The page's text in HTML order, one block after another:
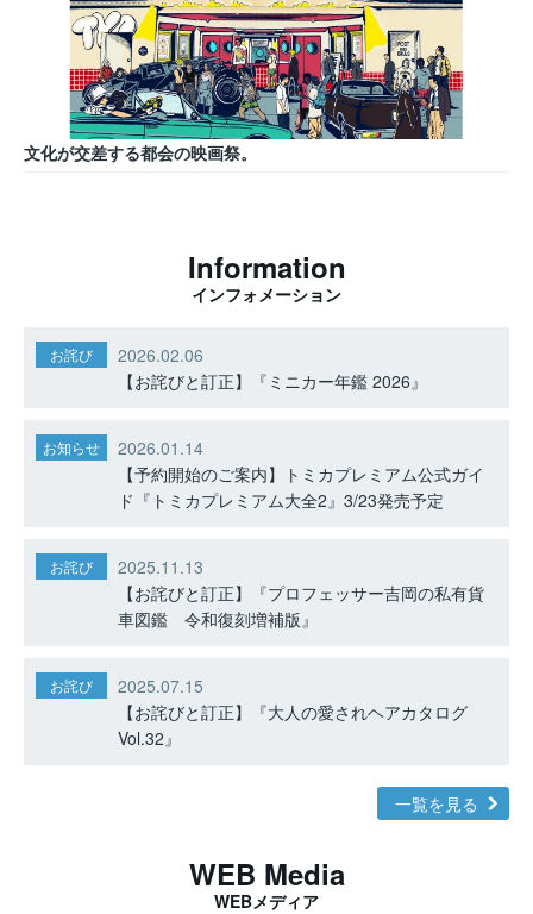
文化が交差する都会の映画祭。
Information
インフォメーション
お詫び
2026.02.06
【お詫びと訂正】『ミニカー年鑑 2026』
お知らせ
2026.01.14
【予約開始のご案内】トミカプレミアム公式ガイ
ド『トミカプレミアム大全2』3/23発売予定
お詫び
2025.11.13
【お詫びと訂正】『プロフェッサー吉岡の私有貨
車図鑑 令和復刻増補版』
お詫び
2025.07.15
【お詫びと訂正】『大人の愛されヘアカタログ
Vol.32』
一覧を見る
WEB Media
WEBメディア